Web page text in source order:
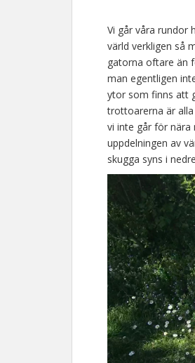
Vi går våra rundor
värld verkligen så
gatorna oftare än
man egentligen
ytor som finns att
trottoarerna är
vi inte går för nära
uppdelningen av
skugga syns i